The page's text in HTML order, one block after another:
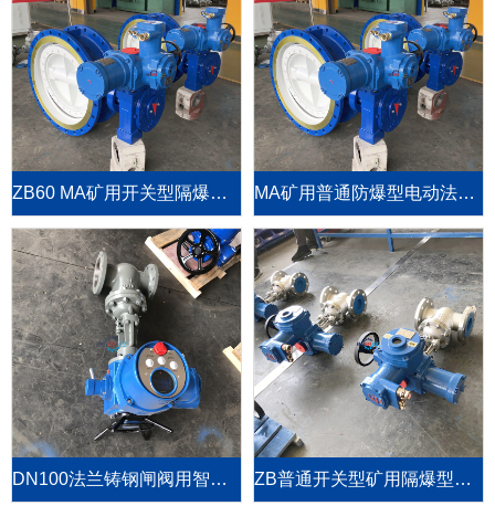
ZB60 MA矿用开关型隔爆阀门电动装置 MA矿用普通防爆型电动法兰蝶阀D94F-10C-DN700
DN100法兰铸钢闸阀用智能整体型阀门电动执行器 ZB普通开关型矿用隔爆型阀门电动执行机构